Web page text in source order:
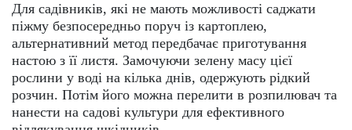
Для садівників, які не мають можливості саджати
піжму безпосередньо поруч із картоплею,
альтернативний метод передбачає приготування
настою з її листя. Замочуючи зелену масу цієї
рослини у воді на кілька днів, одержують рідкий
розчин. Потім його можна перелити в розпилювач та
нанести на садові культури для ефективного